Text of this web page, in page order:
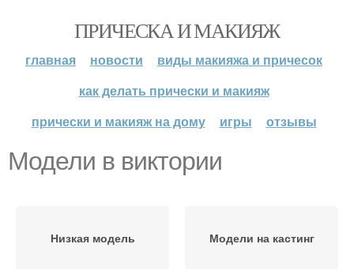
ПРИЧЕСКА И МАКИЯЖ
главная новости
виды макияжа и причесок
как делать прически и макияж
прически и макияж на дому
игры отзывы
Модели в виктории
Низкая модель Модели на кастинг